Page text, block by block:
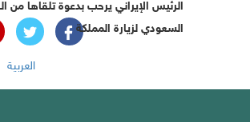
العربية
الرئيس الإيراني يرحب بدعوة تلقاها من
السعودي لزيارة المملكة